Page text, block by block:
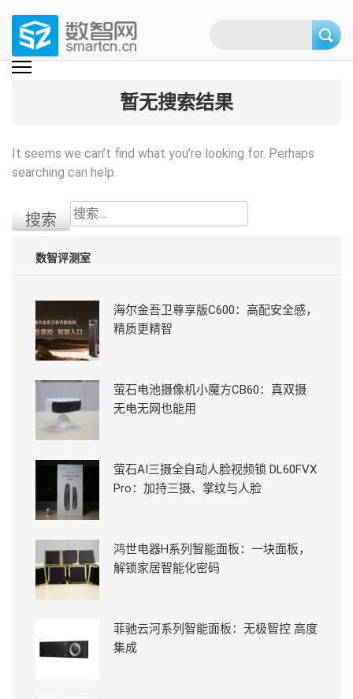
content
(Press
数智网
智能家居第一资讯门户 | 智能家居系统，智能家居产品，智能家居解决方
暂无搜索结果
It seems we can’t find what you’re looking for. Perhaps
searching can help.
搜
索：
数智评测室
海尔金吾卫尊享版C600：高配安全感，
精质更精智
萤石电池摄像机小魔方CB60：真双摄
无电无网也能用
萤石AI三摄全自动人脸视频锁 DL60FVX
Pro：加持三摄、掌纹与人脸
鸿世电器H系列智能面板：一块面板，
解锁家居智能化密码
菲驰云河系列智能面板：无极智控 高度
集成